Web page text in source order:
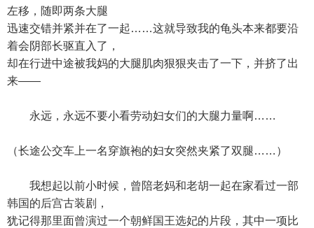
左移，随即两条大腿
迅速交错并紧并在了一起……这就导致我的龟头本来都要沿
着会阴部长驱直入了，
却在行进中途被我妈的大腿肌肉狠狠夹击了一下，并挤了出
来——
永远，永远不要小看劳动妇女们的大腿力量啊……
（长途公交车上一名穿旗袍的妇女突然夹紧了双腿……）
我想起以前小时候，曾陪老妈和老胡一起在家看过一部
韩国的后宫古装剧，
犹记得那里面曾演过一个朝鲜国王选妃的片段，其中一项比